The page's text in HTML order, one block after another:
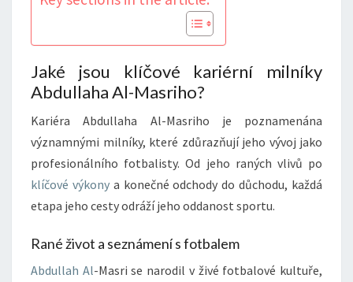
Jaké jsou klíčové kariérní milníky
Abdullaha Al-Masriho?
Kariéra Abdullaha Al-Masriho je poznamenána
významnými milníky, které zdůrazňují jeho vývoj jako
profesionálního fotbalisty. Od jeho raných vlivů po
klíčové výkonya konečné odchody do důchodu, každá
etapa jeho cesty odráží jeho oddanost sportu.
Rané život a seznámení s fotbalem
Abdullah Al-Masri se narodil v živé fotbalové kultuře,